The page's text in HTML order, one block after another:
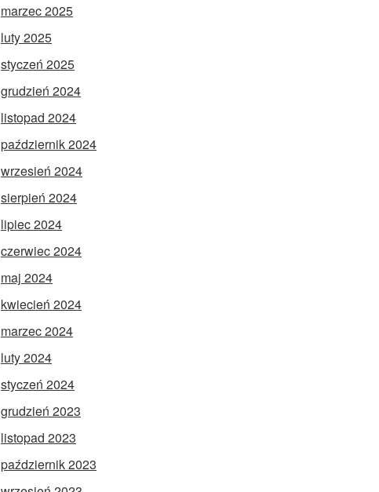
marzec 2025
luty 2025
styczeń 2025
grudzień 2024
listopad 2024
październik 2024
wrzesień 2024
sierpień 2024
lipiec 2024
czerwiec 2024
maj 2024
kwiecień 2024
marzec 2024
luty 2024
styczeń 2024
grudzień 2023
listopad 2023
październik 2023